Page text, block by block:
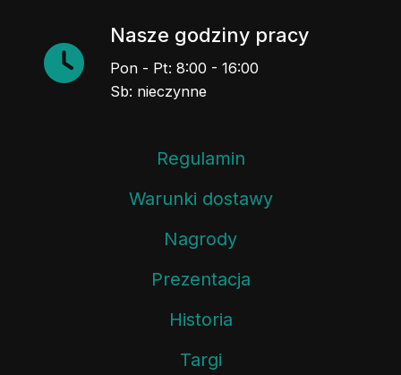
Nasze godziny pracy
Pon - Pt: 8:00 - 16:00
Sb: nieczynne
Regulamin
Warunki dostawy
Nagrody
Prezentacja
Historia
Targi